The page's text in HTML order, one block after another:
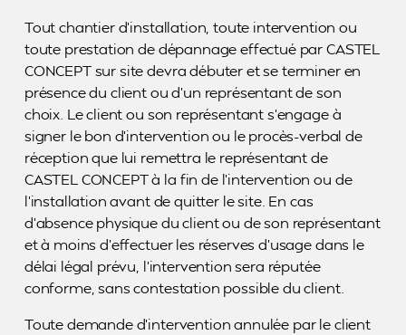
Tout chantier d’installation, toute intervention ou
toute prestation de dépannage effectué par CASTEL
CONCEPT sur site devra débuter et se terminer en
présence du client ou d’un représentant de son
choix. Le client ou son représentant s’engage à
signer le bon d’intervention ou le procès-verbal de
réception que lui remettra le représentant de
CASTEL CONCEPT à la fin de l’intervention ou de
l’installation avant de quitter le site. En cas
d’absence physique du client ou de son représentant
et à moins d’effectuer les réserves d’usage dans le
délai légal prévu, l’intervention sera réputée
conforme, sans contestation possible du client.
Toute demande d’intervention annulée par le client